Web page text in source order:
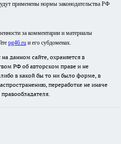
применены нормы законодательства РФ
за комментарии и материалы
pg46.ru и его субдоменах.
данном сайте, охраняется в
РФ об авторском праве и не
в какой бы то ни было форме, в
переработке не иначе